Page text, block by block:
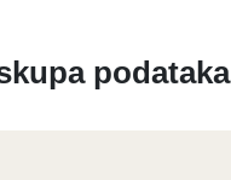
podataka